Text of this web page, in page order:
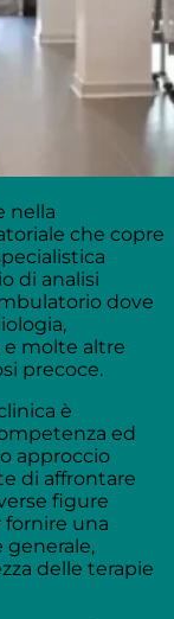
nella
che copre
di analisi
dove
molte altre
precoce.
è
ed
approccio
di affrontare
figure
fornire una
generale,
delle terapie